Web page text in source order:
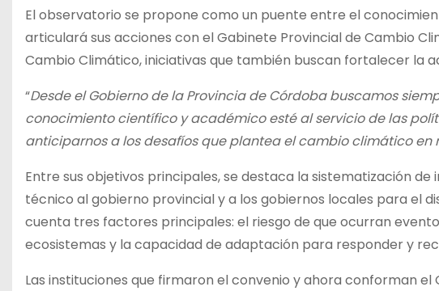
El observatorio se propone como un puente entre el
articulará sus acciones con el Gabinete Provincial de Cambio
Cambio Climático, iniciativas que también buscan fortalecer la
“Desde el Gobierno de la Provincia de Córdoba buscamos
conocimiento científico y académico esté al servicio de las
anticiparnos a los desafíos que plantea el cambio climático en
Entre sus objetivos principales, se destaca la sistematización
técnico al gobierno provincial y a los gobiernos locales para el
cuenta tres factores principales: el riesgo de que ocurran
ecosistemas y la capacidad de adaptación para responder y
Las instituciones que firmaron el convenio y ahora conforman